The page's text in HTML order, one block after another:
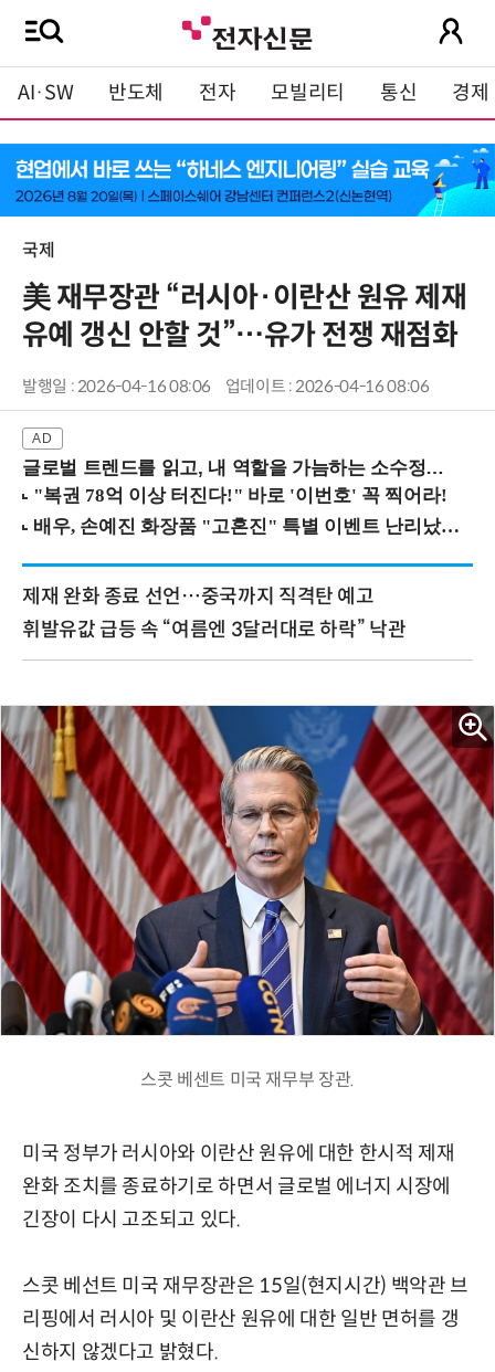
AI·SW 반도체 전자 모빌리티 통신 경제
국제
美 재무장관 “러시아·이란산 원유 제재
유예 갱신 안할 것”…유가 전쟁 재점화
발행일 : 2026-04-16 08:06 업데이트 : 2026-04-16 08:06
글로벌 트렌드를 읽고, 내 역할을 가늠하는 소수정예 실습 워크숍 (8/28 신논현역)
제재 완화 종료 선언…중국까지 직격탄 예고
휘발유값 급등 속 “여름엔 3달러대로 하락” 낙관
스콧 베센트 미국 재무부 장관.
미국 정부가 러시아와 이란산 원유에 대한 한시적 제재
완화 조치를 종료하기로 하면서 글로벌 에너지 시장에
긴장이 다시 고조되고 있다.
스콧 베선트 미국 재무장관은 15일(현지시간) 백악관 브
리핑에서 러시아 및 이란산 원유에 대한 일반 면허를 갱
신하지 않겠다고 밝혔다.